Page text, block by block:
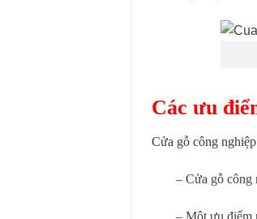
Các ưu
Cửa gỗ công nghiệp
– Cửa gỗ công
– Một ưu điểm